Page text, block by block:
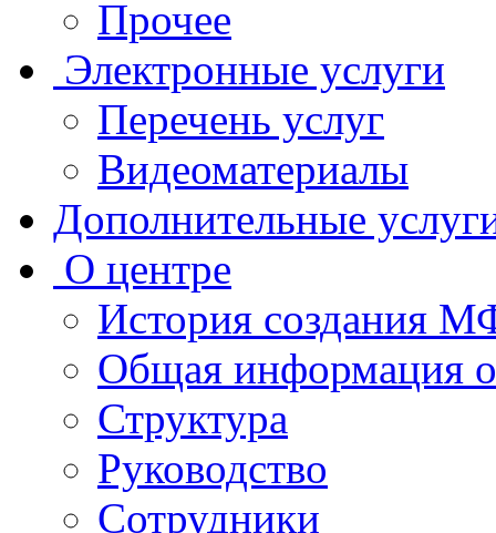
Прочее
Электронные услуги
Перечень услуг
Видеоматериалы
Дополнительные
О центре
История создания
Общая
Структура
Руководство
Сотрудники